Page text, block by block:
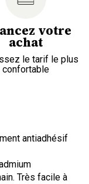
votre
achat
le tarif le plus
confortable
antiadhésif
Très facile à